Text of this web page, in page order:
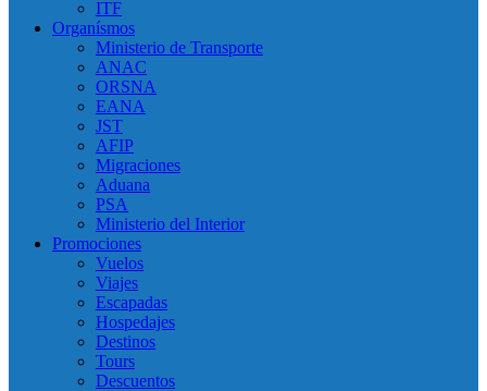
ITF
Organísmos
Ministerio de Transporte
ANAC
ORSNA
EANA
JST
AFIP
Migraciones
Aduana
PSA
Ministerio del Interior
Promociones
Vuelos
Viajes
Escapadas
Hospedajes
Destinos
Tours
Descuentos